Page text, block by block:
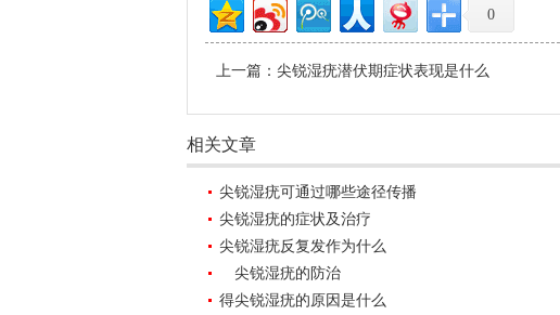
0
上一篇： 尖锐湿疣潜伏期症状表现是什么
相关文章
尖锐湿疣可通过哪些途径传播
尖锐湿疣的症状及治疗
尖锐湿疣反复发作为什么
尖锐湿疣的防治
得尖锐湿疣的原因是什么